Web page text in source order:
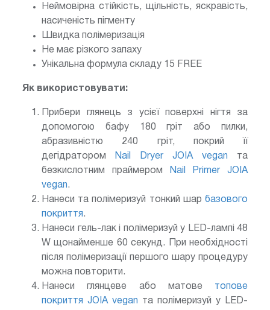
Неймовірна стійкість, щільність, яскравість,
насиченість пігменту
Швидка полімеризація
Не має різкого запаху
Унікальна формула складу 15 FREE
Як використовувати:
Прибери глянець з усієї поверхні нігтя за
допомогою бафу 180 гріт або пилки,
абразивністю 240 гріт, покрий її
дегідратором
Nail Dryer JOIA vegan та
безкислотним праймером
Nail Primer JOIA
vegan.
Нанеси та полімеризуй тонкий шар базового
покриття.
Нанеси гель-лак і полімеризуй у LED-лампі 48
W щонайменше 60 секунд. При необхідності
після полімеризації першого шару процедуру
можна повторити.
Нанеси глянцеве або матове топове
покриття JOIA vegan та полімеризуй у LED-